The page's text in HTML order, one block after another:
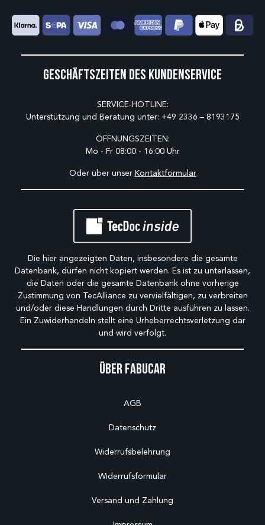
Über Fabucar
AGB
Datenschutz
Widerrufsbelehrung
Widerrufsformular
Versand und Zahlung
Geschäftszeiten des Kundenservice
SERVICE-HOTLINE:
Unterstützung und Beratung unter: +49 2336 – 8193175
ÖFFNUNGSZEITEN:
Mo - Fr 08:00 - 16:00 Uhr
Oder über unser Kontaktformular
Die hier angezeigten Daten, insbesondere die gesamte
Datenbank, dürfen nicht kopiert werden. Es ist zu unterlassen,
die Daten oder die gesamte Datenbank ohne vorherige
Zustimmung von TecAlliance zu vervielfältigen, zu verbreiten
und/oder diese Handlungen durch Dritte ausführen zu lassen.
Ein Zuwiderhandeln stellt eine Urheberrechtsverletzung dar
und wird verfolgt.